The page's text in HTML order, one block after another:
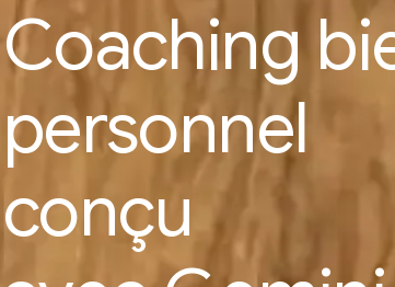
Coaching
personnel
conçu